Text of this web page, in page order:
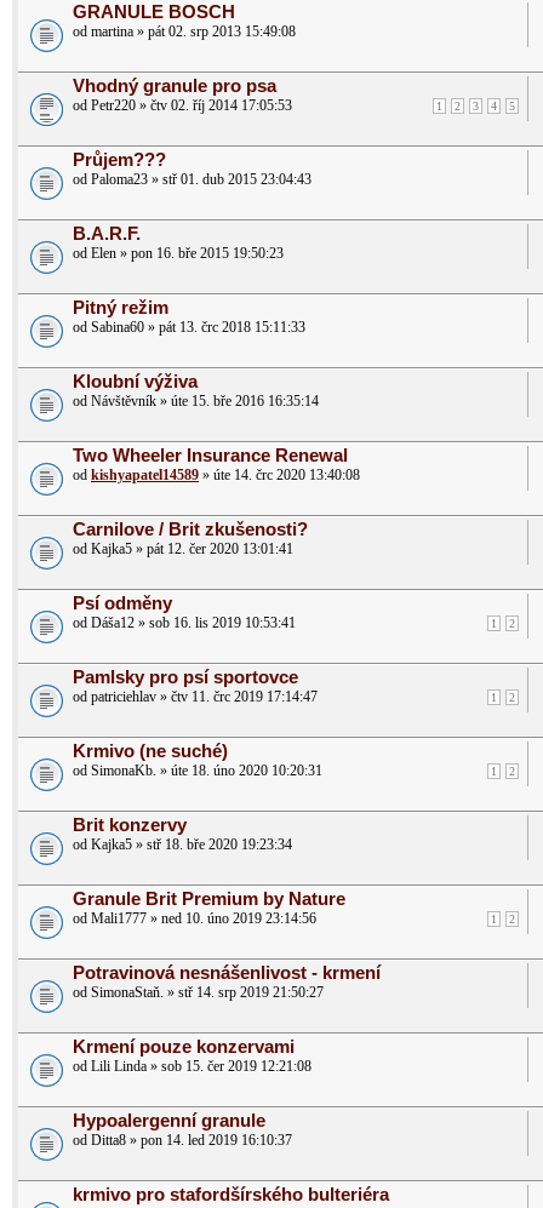
GRANULE BOSCH
od martina » pát 02. srp 2013 15:49:08
Vhodný granule pro psa
1 2 3 4 5
od Petr220 » čtv 02. říj 2014 17:05:53
Průjem???
od Paloma23 » stř 01. dub 2015 23:04:43
B.A.R.F.
od Elen » pon 16. bře 2015 19:50:23
Pitný režim
od Sabina60 » pát 13. črc 2018 15:11:33
Kloubní výživa
od Návštěvník » úte 15. bře 2016 16:35:14
Two Wheeler Insurance Renewal
od kishyapatel14589 » úte 14. črc 2020 13:40:08
Carnilove / Brit zkušenosti?
od Kajka5 » pát 12. čer 2020 13:01:41
Psí odměny
1 2
od Dáša12 » sob 16. lis 2019 10:53:41
Pamlsky pro psí sportovce
1 2
od patriciehlav » čtv 11. črc 2019 17:14:47
Krmivo (ne suché)
1 2
od SimonaKb. » úte 18. úno 2020 10:20:31
Brit konzervy
od Kajka5 » stř 18. bře 2020 19:23:34
Granule Brit Premium by Nature
1 2
od Mali1777 » ned 10. úno 2019 23:14:56
Potravinová nesnášenlivost - krmení
od SimonaStaň. » stř 14. srp 2019 21:50:27
Krmení pouze konzervami
od Lili Linda » sob 15. čer 2019 12:21:08
Hypoalergenní granule
od Ditta8 » pon 14. led 2019 16:10:37
krmivo pro stafordšírského bulteriéra